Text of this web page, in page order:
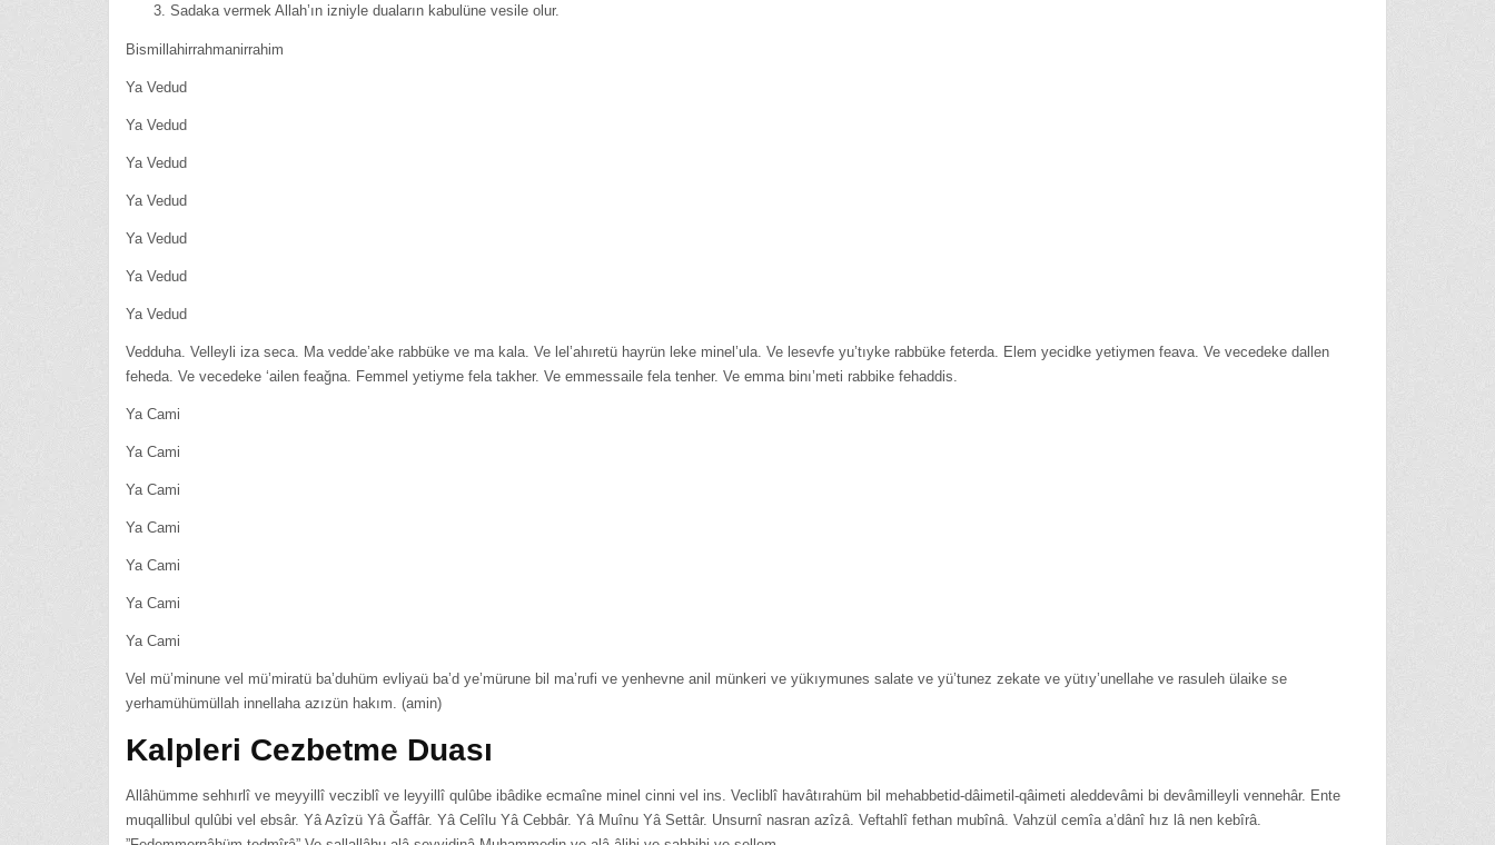
Sadaka vermek Allah’ın izniyle duaların kabulüne vesile olur.
Bismillahirrahmanirrahim
Ya Vedud
Ya Vedud
Ya Vedud
Ya Vedud
Ya Vedud
Ya Vedud
Ya Vedud
Vedduha. Velleyli iza seca. Ma vedde’ake rabbüke ve ma kala. Ve lel’ahıretü hayrün leke minel’ula. Ve lesevfe yu’tıyke rabbüke feterda. Elem yecidke yetiymen feava. Ve vecedeke dallen
feheda. Ve vecedeke ‘ailen feağna. Femmel yetiyme fela takher. Ve emmessaile fela tenher. Ve emma binı’meti rabbike fehaddis.
Ya Cami
Ya Cami
Ya Cami
Ya Cami
Ya Cami
Ya Cami
Ya Cami
Vel mü’minune vel mü’miratü ba’duhüm evliyaü ba’d ye’mürune bil ma’rufi ve yenhevne anil münkeri ve yükıymunes salate ve yü’tunez zekate ve yütıy’unellahe ve rasuleh ülaike se
yerhamühümüllah innellaha azızün hakım. (amin)
Kalpleri Cezbetme Duası
Allâhümme sehhırlî ve meyyillî vecziblî ve leyyillî qulûbe ibâdike ecmaîne minel cinni vel ins. Vecliblî havâtırahüm bil mehabbetid-dâimetil-qâimeti aleddevâmi bi devâmilleyli vennehâr. Ente
muqallibul qulûbi vel ebsâr. Yâ Azîzü Yâ Ğaffâr. Yâ Celîlu Yâ Cebbâr. Yâ Muînu Yâ Settâr. Unsurnî nasran azîzâ. Veftahlî fethan mubînâ. Vahzül cemîa a’dânî hız lâ nen kebîrâ.